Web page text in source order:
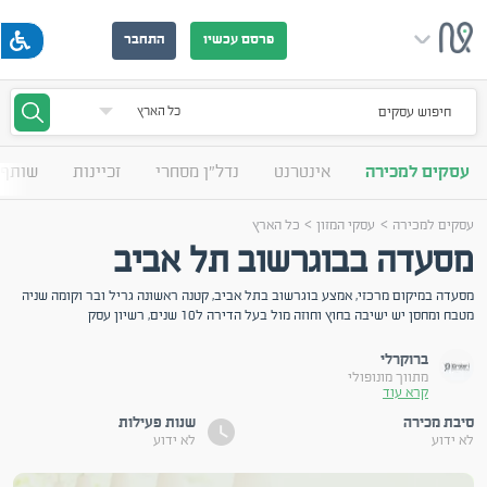
פרסם עכשיו התחבר
חיפוש עסקים
עסקים למכירה אינטרנט נדל"ן מסחרי זכיינות
עסקים למכירה > עסקי המזון> כל הארץ
מסעדה בבוגרשוב תל אביב
מסעדה במיקום מרכזי, אמצע בוגרשוב בתל אביב, קטנה ראשונה גריל ובר וקומה שניה
מטבח ומחסן יש ישיבה בחוץ וחוזה מול בעל הדירה ל10 שנים, רשיון עסק
ברוקרלי
מתווך מונופולי
קרא עוד
סיבת מכירה
לא ידוע
שנות פעילות
לא ידוע